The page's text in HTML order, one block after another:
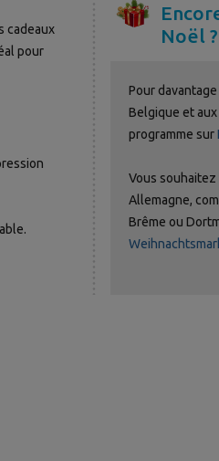
cadeaux
pour
Noël ?
Pour
Belgique et
programme sur
Vous souhaitez
Allemagne,
Brême ou